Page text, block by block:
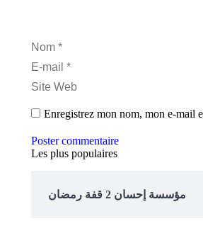
Nom *
E-mail *
Site Web
Enregistrez mon nom, mon e-mail
Poster commentaire
Les plus populaires
مؤسسة إحسان 2 قفة رمضان